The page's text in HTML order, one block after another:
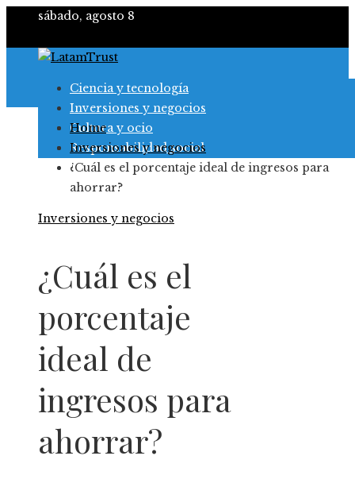
sábado, agosto 8
Ciencia y tecnología
Inversiones y negocios
Cultura y ocio
Responsabilidad social
Home
Inversiones y negocios
¿Cuál es el porcentaje ideal de ingresos para
ahorrar?
Inversiones y negocios
¿Cuál es el
porcentaje
ideal de
ingresos para
ahorrar?